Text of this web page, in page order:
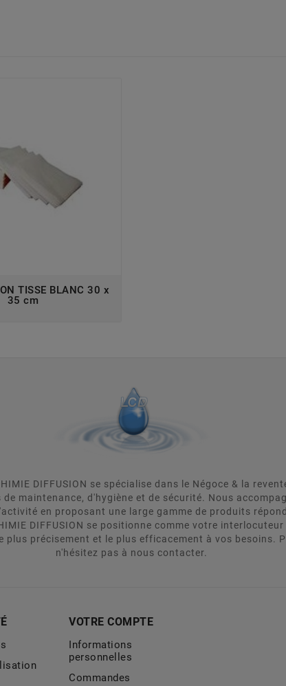
TISSE BLANC 30 x
35 cm
DIFFUSION se spécialise dans le Négoce & la
maintenance, d'hygiène et de sécurité. Nous
en proposant une large gamme de produits
DIFFUSION se positionne comme votre
plus précisement et le plus efficacement à vos besoins.
n'hésitez pas à nous contacter.
VOTRE COMPTE
Informations
personnelles
Commandes